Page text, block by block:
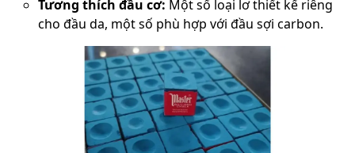
Tương thích đầu cơ: Một số loại lơ thiết kế riêng
cho đầu da, một số phù hợp với đầu sợi carbon.